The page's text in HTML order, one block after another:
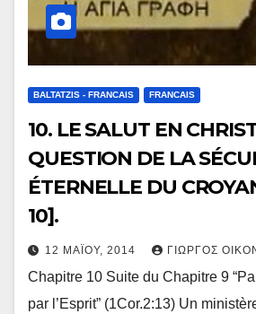
BALTATZIS - FRANCAIS FRANCAIS
10. LE SALUT EN
QUESTION DE LA
ÉTERNELLE DU
10].
12 ΜΑΪ́ΟΥ, 2014 ΓΙΏΡΓΟΣ
Chapitre 10 Suite du Chapitre 9
par l’Esprit” (1Cor.2:13) Un